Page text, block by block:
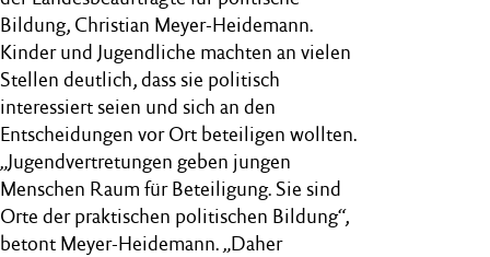
Bildung, Christian Meyer-Heidemann.
Kinder und Jugendliche machten an vielen
Stellen deutlich, dass sie politisch
interessiert seien und sich an den
Entscheidungen vor Ort beteiligen wollten.
„Jugendvertretungen geben jungen
Menschen Raum für Beteiligung. Sie sind
Orte der praktischen politischen Bildung“,
betont Meyer-Heidemann. „Daher